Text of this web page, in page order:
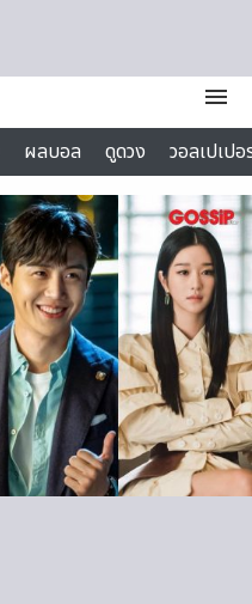
menu
ผลบอล ดูดวง
วอลเปเป